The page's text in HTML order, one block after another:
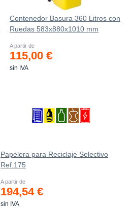
Contenedor Basura 360 Litros con
Ruedas 583x880x1010 mm
A partir de
115,00 €
sin IVA
Papelera para Reciclaje Selectivo
Ref.175
A partir de
194,54 €
sin IVA